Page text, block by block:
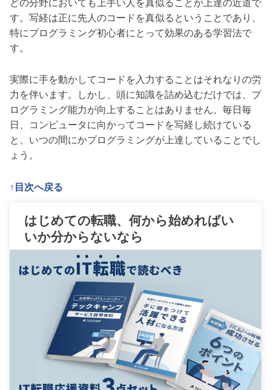
どの分野においても上手い人を真似ることが上達の近道で
す。写経は正に先人のコードを真似るということであり、
特にプログラミング初心者にとって効果のある学習法で
す。
実際に手を動かしてコードを入力することはそれなりの労
力を伴います。しかし、頭に知識を詰め込むだけでは、プ
ログラミング能力が向上することはありません。毎日毎
日、コンピュータに向かってコードを写経し続けている
と、いつの間にかプログラミングが上達していることでし
ょう。
↑目次へ戻る
はじめての転職、何から始めればい
いか分からないなら